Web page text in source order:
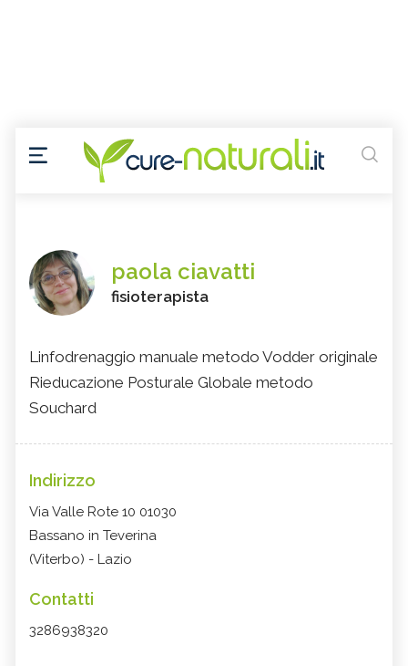
paola ciavatti
fisioterapista
Linfodrenaggio manuale metodo Vodder originale
Rieducazione Posturale Globale metodo
Souchard
Indirizzo
Via Valle Rote 10 01030
Bassano in Teverina
(Viterbo) - Lazio
Contatti
3286938320